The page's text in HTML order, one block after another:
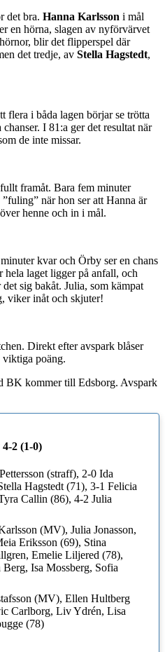
det bra. Hanna Karlsson i mål
en hörna, slagen av nyförvärvet
blir det flipperspel där
det tredje, av Stella Hagstedt,
flera i båda lagen börjar se trötta
I 81:a ger det resultat när
de inte missar.
framåt. Bara fem minuter
när hon ser att Hanna är
henne och in i mål.
kvar och Örby ser en chans
hela laget ligger på anfall, och
sig bakåt. Julia, som kämpat
viker inåt och skjuter!
Direkt efter avspark blåser
viktiga poäng.
BK kommer till Edsborg. Avspark
2 (1-0)
(straff), 2-0 Ida
Hagstedt (71), 3-1 Felicia
Callin (86), 4-2 Julia
(MV), Julia Jonasson,
Eriksson (69), Stina
Emelie Liljered (78),
Isa Mossberg, Sofia
(MV), Ellen Hultberg
Carlborg, Liv Ydrén, Lisa
(78)